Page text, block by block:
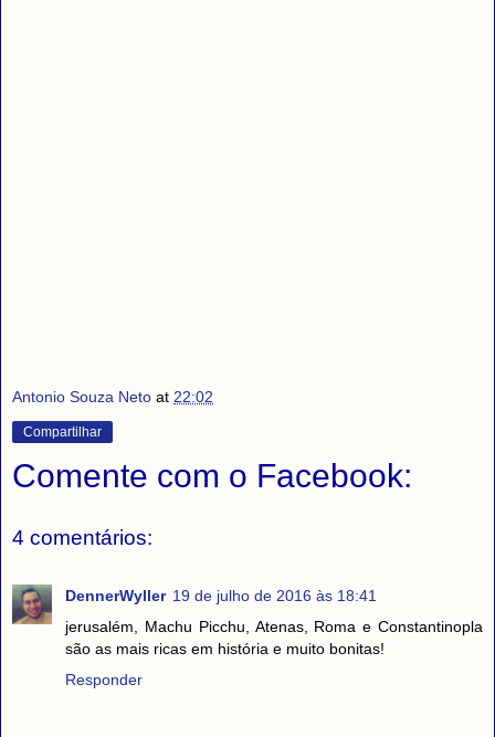
Antonio Souza Neto at 22:02
Compartilhar
Comente com o Facebook:
4 comentários:
DennerWyller 19 de julho de 2016 às 18:41
jerusalém, Machu Picchu, Atenas, Roma e Constantinopla
são as mais ricas em história e muito bonitas!
Responder